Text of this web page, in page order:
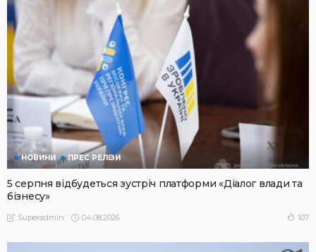
НОВИНИ ПРЕС РЕЛІЗИ
5 серпня відбудеться зустріч платформи «Діалог влади та
бізнесу»
Superadmin 04.08.2026 107